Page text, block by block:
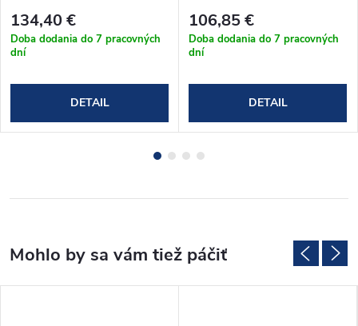
134,40 €
Doba dodania do 7 pracovných
dní
DETAIL
106,85 €
Doba dodania do 7 pracovných
dní
DETAIL